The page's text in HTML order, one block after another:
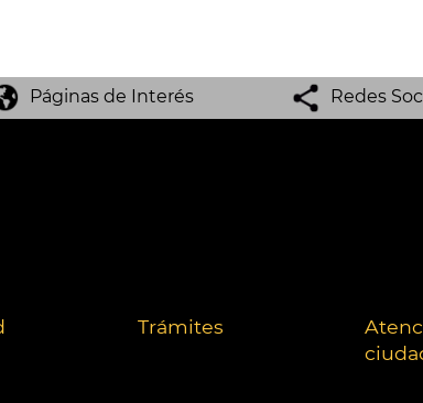
Páginas de Interés Redes
Trámites